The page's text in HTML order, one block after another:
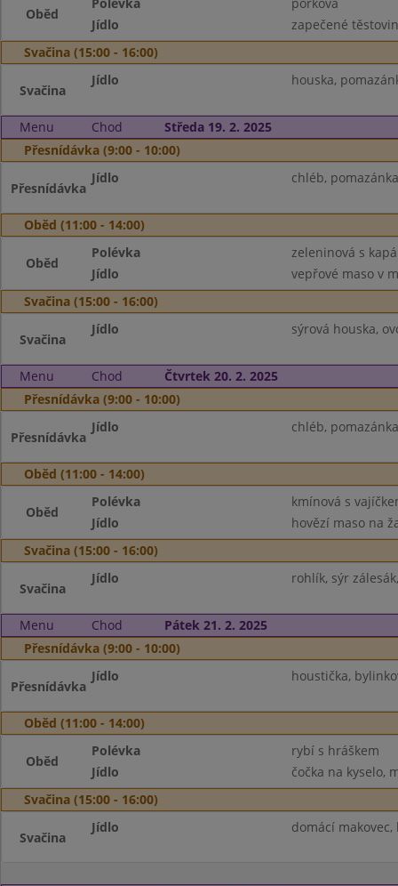
Oběd
Jídlo
zapečené
Svačina (15:00 - 16:00)
Svačina
Jídlo houska,
Menu Chod
Středa 19. 2. 2025
Přesnídávka (9:00 - 10:00)
Přesnídávka
Jídlo chléb,
Oběd (11:00 - 14:00)
Oběd
Polévka
zeleninová s
Jídlo
vepřové maso v
Svačina (15:00 - 16:00)
Svačina
Jídlo sýrová houska,
Menu Chod
Čtvrtek 20. 2. 2025
Přesnídávka (9:00 - 10:00)
Přesnídávka
Jídlo chléb,
Oběd (11:00 - 14:00)
Oběd
Polévka
kmínová s
Jídlo
hovězí maso na
Svačina (15:00 - 16:00)
Svačina
Jídlo rohlík, sýr
Menu Chod
Pátek 21. 2. 2025
Přesnídávka (9:00 - 10:00)
Přesnídávka
Jídlo houstička,
Oběd (11:00 - 14:00)
Oběd
Polévka
rybí s hráškem
Jídlo
čočka na kyselo,
Svačina (15:00 - 16:00)
Svačina
Jídlo domácí makovec,